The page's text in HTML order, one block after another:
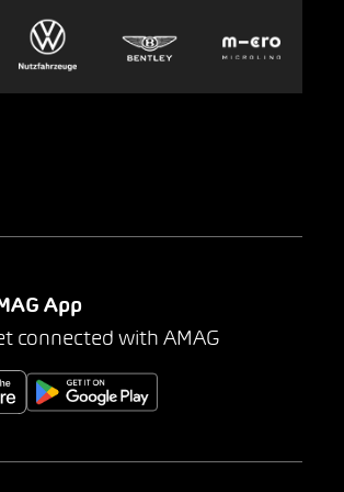
Service
App
connected with AMAG